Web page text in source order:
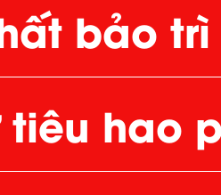
bảo trì
RO
tiêu hao